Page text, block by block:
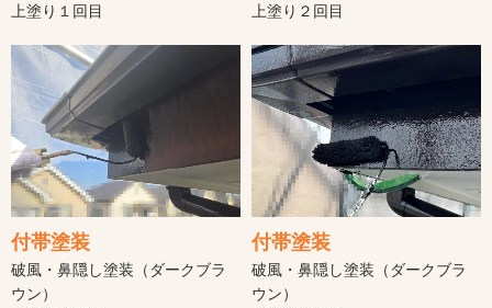
上塗り１回目
上塗り２回目
付帯塗装
破風・鼻隠し塗装（ダークブラ
ウン）
付帯塗装
破風・鼻隠し塗装（ダークブラ
ウン）